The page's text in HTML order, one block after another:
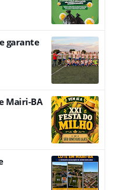
garante
Mairi-BA